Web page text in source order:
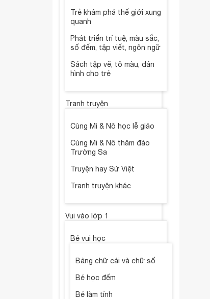
Trẻ khám phá thế giới xung
quanh
Phát triển trí tuệ, màu sắc,
số đếm, tập viết, ngôn ngữ
Sách tập vẽ, tô màu, dán
hình cho trẻ
Tranh truyện
Cùng Mi & Nô học lễ giáo
Cùng Mi & Nô thăm đảo
Trường Sa
Truyện hay Sử Việt
Tranh truyện khác
Vui vào lớp 1
Bé vui học
Bảng chữ cái và chữ số
Bé học đếm
Bé làm tính